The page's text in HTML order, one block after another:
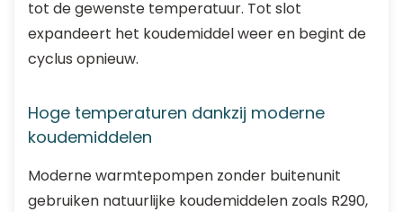
tot de gewenste temperatuur. Tot slot
expandeert het koudemiddel weer en begint de
cyclus opnieuw.
Hoge temperaturen dankzij moderne
koudemiddelen
Moderne warmtepompen zonder buitenunit
gebruiken natuurlijke koudemiddelen zoals R290,